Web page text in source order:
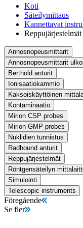
Koti
Säteilymittaus
Kannettavat
Reppujärjestelmät
Annosnopeusmittarit
Annosnopeusmittarit
Berthold anturit
Ionisaatiokammio
Kaksoiskäyttöinen
Kontaminaatio
Mirion CSP probes
Mirion GMP probes
Nuklidien tunnistus
Radhound anturit
Reppujärjestelmät
Röntgensäteilyn
Simulointi
Telescopic instruments
Föregående
Se fler